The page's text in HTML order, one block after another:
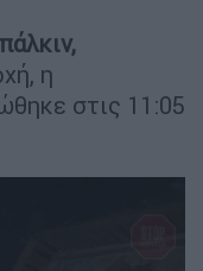
η
στις 11:05